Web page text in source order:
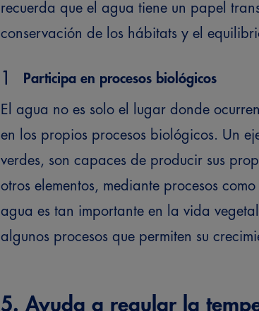
recuerda que el agua tiene un papel
conservación de los hábitats y el
Participa en procesos biológicos
El agua no es solo el lugar donde
en los propios procesos biológicos. Un
verdes, son capaces de producir sus
otros elementos, mediante procesos
agua es tan importante en la vida
algunos procesos que permiten su
5. Ayuda a regular la